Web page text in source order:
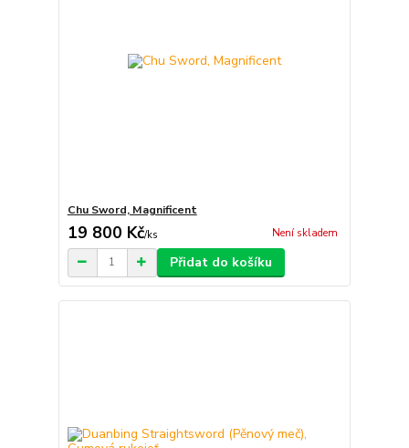
Chu Sword, Magnificent
19 800 Kč/ks Není skladem
Přidat do košíku